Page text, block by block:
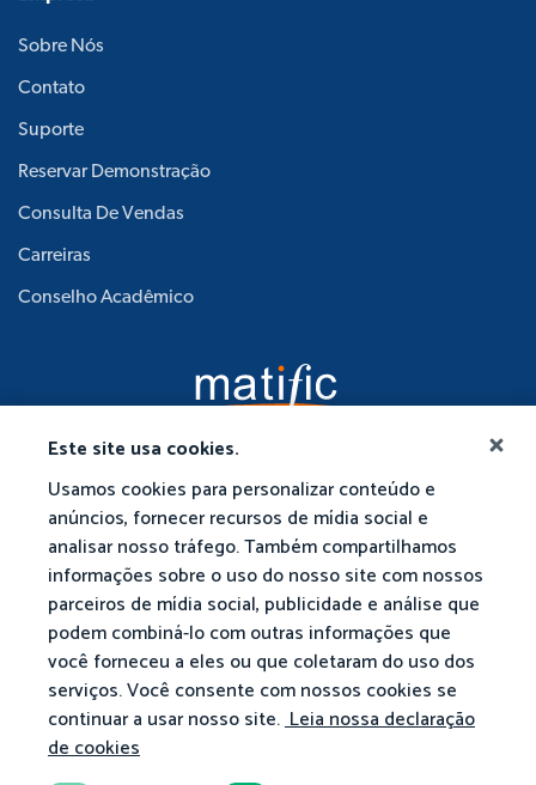
Este site usa cookies.
Usamos cookies para personalizar conteúdo e
anúncios, fornecer recursos de mídia social e
analisar nosso tráfego. Também compartilhamos
informações sobre o uso do nosso site com nossos
parceiros de mídia social, publicidade e análise que
podem combiná-lo com outras informações que
você forneceu a eles ou que coletaram do uso dos
serviços. Você consente com nossos cookies se
continuar a usar nosso site.Leia nossa declaração
de cookies
Sobre Nós
Contato
Suporte
Reservar Demonstração
Consulta De Vendas
Carreiras
Conselho Acadêmico